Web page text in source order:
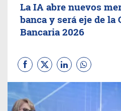
La IA abre nuevos
banca y será eje de la
Bancaria 2026